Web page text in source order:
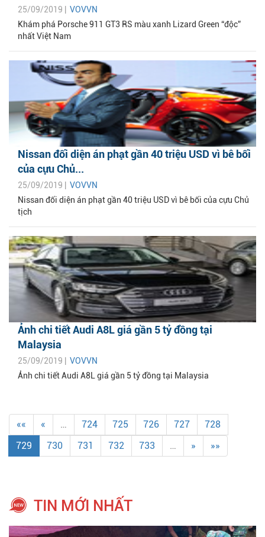
25/09/2019 | VOVVN
Khám phá Porsche 911 GT3 RS màu xanh Lizard Green “độc”
nhất Việt Nam
Nissan đối diện án phạt gần 40 triệu USD vì bê bối
của cựu Chủ...
25/09/2019 | VOVVN
Nissan đối diện án phạt gần 40 triệu USD vì bê bối của cựu Chủ
tịch
Ảnh chi tiết Audi A8L giá gần 5 tỷ đồng tại
Malaysia
25/09/2019 | VOVVN
Ảnh chi tiết Audi A8L giá gần 5 tỷ đồng tại Malaysia
«« « … 724 725 726 727
728
729
730 731 732 733 … » »»
TIN MỚI NHẤT